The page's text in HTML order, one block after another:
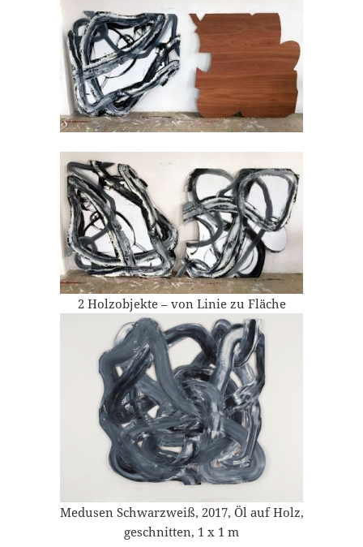
2 Holzobjekte – von Linie zu Fläche
Medusen Schwarzweiß, 2017, Öl auf Holz,
geschnitten, 1 x 1 m